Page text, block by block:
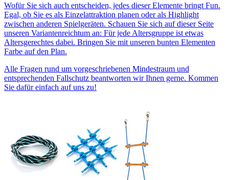
Wofür Sie sich auch entscheiden, jedes dieser Elemente bringt Fun.
Egal, ob Sie es als Einzelattraktion planen oder als Highlight
zwischen anderen Spielgeräten. Schauen Sie sich auf dieser Seite
unseren Variantenreichtum an: Für jede Altersgruppe ist etwas
Altersgerechtes dabei. Bringen Sie mit unseren bunten Elementen
Farbe auf den Plan.
Alle Fragen rund um vorgeschriebenen Mindestraum und
entsprechenden Fallschutz beantworten wir Ihnen gerne. Kommen
Sie dafür einfach auf uns zu!